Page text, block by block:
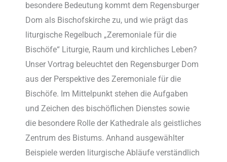
besondere Bedeutung kommt dem Regensburger
Dom als Bischofskirche zu, und wie prägt das
liturgische Regelbuch „Zeremoniale für die
Bischöfe“ Liturgie, Raum und kirchliches Leben?
Unser Vortrag beleuchtet den Regensburger Dom
aus der Perspektive des Zeremoniale für die
Bischöfe. Im Mittelpunkt stehen die Aufgaben
und Zeichen des bischöflichen Dienstes sowie
die besondere Rolle der Kathedrale als geistliches
Zentrum des Bistums. Anhand ausgewählter
Beispiele werden liturgische Abläufe verständlich